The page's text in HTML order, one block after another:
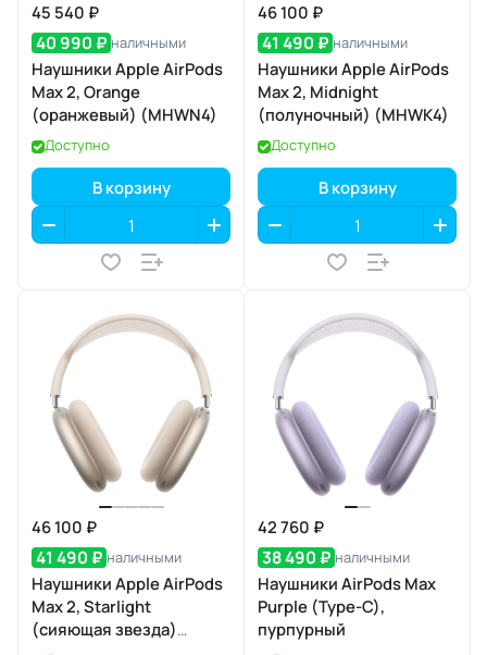
45 540 ₽
40 990 ₽ наличными
Наушники Apple AirPods
Max 2, Orange
(оранжевый) (MHWN4)
Доступно
В корзину
46 100 ₽
41 490 ₽ наличными
Наушники Apple AirPods
Max 2, Midnight
(полуночный) (MHWK4)
Доступно
В корзину
46 100 ₽
41 490 ₽ наличными
Наушники Apple AirPods
Max 2, Starlight
(сияющая звезда)
42 760 ₽
38 490 ₽ наличными
Наушники AirPods Max
Purple (Type-C),
пурпурный